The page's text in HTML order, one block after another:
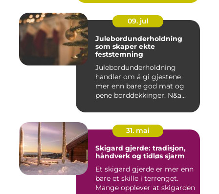
09. jul
Julebordunderholdning
som skaper ekte
feststemning
Julebordunderholdning
handler om å gi gjestene
mer enn bare god mat og
pene borddekkinger. N&a...
31. mai
Skigard gjerde: tradisjon,
håndverk og tidløs sjarm
Et skigard gjerde er mer enn
bare et skille i terrenget.
Mange opplever at skigarden